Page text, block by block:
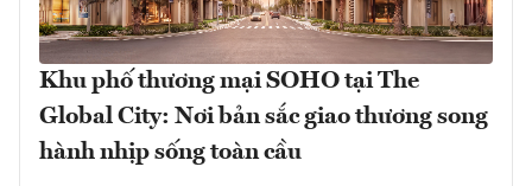
Khu phố thương mại SOHO tại The
Global City: Nơi bản sắc giao thương song
hành nhịp sống toàn cầu